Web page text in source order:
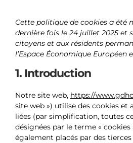
Cette politique de cookies a été
dernière fois le 24 juillet 2025 et
citoyens et aux résidents
l’Espace Économique Européen
1. Introduction
Notre site web, https://
site web ») utilise des cookies et
liées (par simplification, toutes
désignées par le terme « cookies
également placés par des